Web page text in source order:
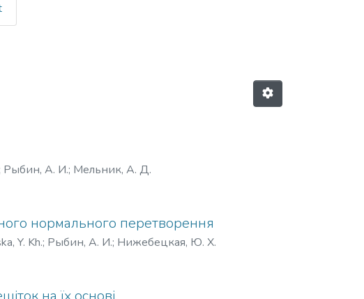
Рыбин, А. И.; Мельник, А. Д.
нормального перетворення
Y. Kh.; Рыбин, А. И.; Нижебецкая, Ю. Х.